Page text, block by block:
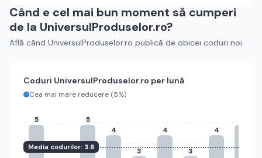
Când e cel mai bun moment să cumperi
de la UniversulProduselor.ro?
Află când UniversulProduselor.ro publică de obicei coduri noi.
Coduri UniversulProduselor.ro per lună
Cea mai mare reducere (5%)
Media codurilor: 3.8
5 5
4
3
4
3
4